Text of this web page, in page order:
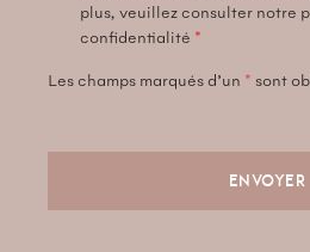
plus, veuillez consulter notre
confidentialité *
Les champs marqués d’un * sont